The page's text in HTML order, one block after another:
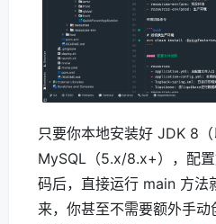
只要你本地安装好 JDK 8（
MySQL（5.x/8.x+），配
码后，直接运行 main 方法
来，你甚至不需要额外手动